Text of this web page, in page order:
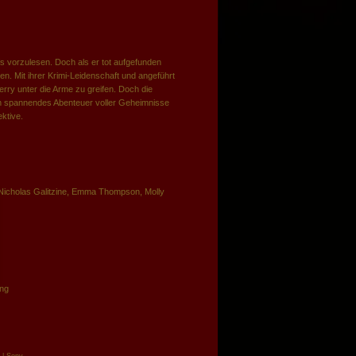
vorzulesen. Doch als er tot aufgefunden
Mit ihrer Krimi-Leidenschaft und angeführt
unter die Arme zu greifen. Doch die
Abenteuer voller Geheimnisse
Galitzine, Emma Thompson, Molly